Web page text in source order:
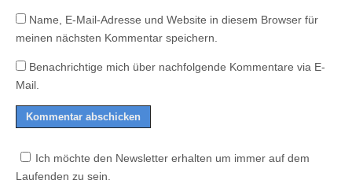
Name, E-Mail-Adresse und Website in diesem Browser für
meinen nächsten Kommentar speichern.
Benachrichtige mich über nachfolgende Kommentare via E-
Mail.
Ich möchte den Newsletter erhalten um immer auf dem
Laufenden zu sein.